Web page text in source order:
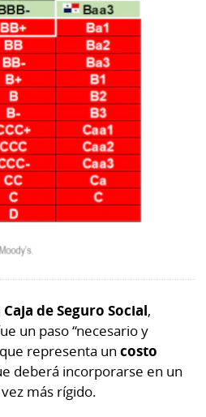
de Seguro Social,
un paso “necesario y
representa uncosto
deberá incorporarse en un
más rígido.